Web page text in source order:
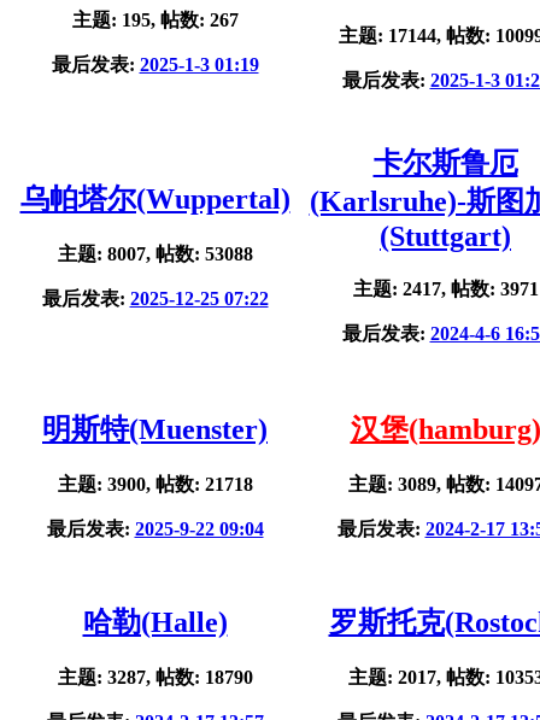
主题: 195, 帖数: 267
最后发表: 2025-1-3 01:19
主题: 17144, 帖数:
最后发表: 2025-1-3
乌帕塔尔(Wuppertal)
主题: 8007, 帖数: 53088
最后发表: 2025-12-25 07:22
卡尔斯鲁厄
(Karlsruhe)-斯图
(Stuttgart)
主题: 2417, 帖数: 3971
最后发表: 2024-4-6
明斯特(Muenster)
主题: 3900, 帖数: 21718
最后发表: 2025-9-22 09:04
汉堡(hamburg)
主题: 3089, 帖数:
最后发表: 2024-2-17
哈勒(Halle)
主题: 3287, 帖数: 18790
罗斯托克
主题: 2017, 帖数: